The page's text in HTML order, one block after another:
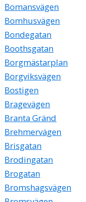
Bomansvägen
Bomhusvägen
Bondegatan
Boothsgatan
Borgmästarplan
Borgviksvägen
Bostigen
Bragevägen
Branta Gränd
Brehmervägen
Brisgatan
Brodingatan
Brogatan
Bromshagsvägen